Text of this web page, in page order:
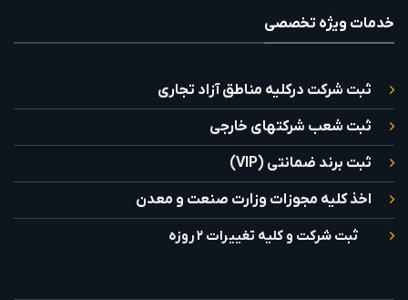
خدمات ویژه تخصصی
ثبت شرکت درکلیه مناطق آزاد تجاری
ثبت شعب شرکتهای خارجی
ثبت برند ضمانتی (VIP)
اخذ کلیه مجوزات وزارت صنعت و معدن
ثبت شرکت و کلیه تغییرات ۲ روزه